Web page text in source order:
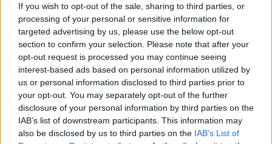
If you wish to opt-out of the sale, sharing to third parties, or
processing of your personal or sensitive information for
targeted advertising by us, please use the below opt-out
section to confirm your selection. Please note that after your
opt-out request is processed you may continue seeing
interest-based ads based on personal information utilized by
us or personal information disclosed to third parties prior to
your opt-out. You may separately opt-out of the further
disclosure of your personal information by third parties on the
IAB’s list of downstream participants. This information may
also be disclosed by us to third parties on the IAB’s List of
Újra okosodhat a magyar
2011. 01. 18.|Kultúrpart